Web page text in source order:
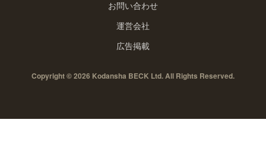
お問い合わせ
運営会社
広告掲載
Copyright © 2026 Kodansha BECK Ltd. All Rights Reserved.